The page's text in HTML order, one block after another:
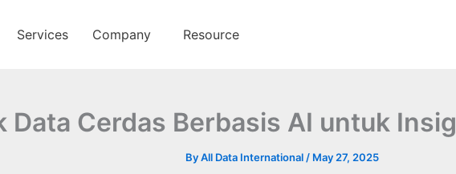
Services Company Resource
Data Cerdas Berbasis AI untuk
ByAll Data International / May 27, 2025